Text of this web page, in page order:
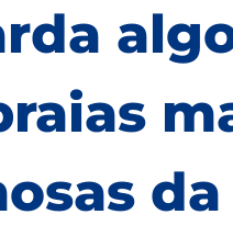
da